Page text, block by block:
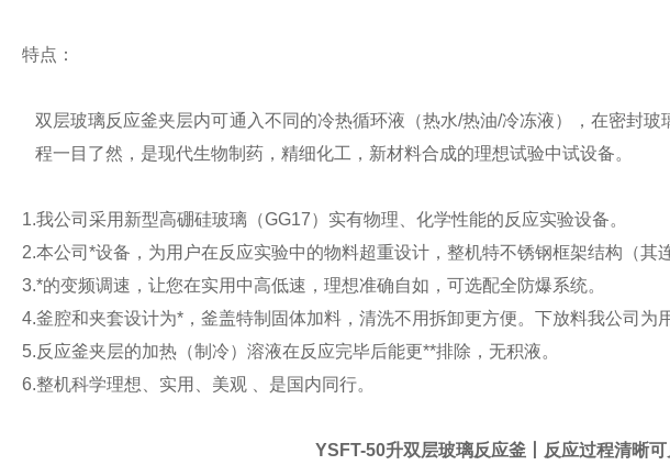
特点：
双层玻璃反应釜夹层内可通入不同的冷热循环液（热水/热油/冷冻液），在密封玻
程一目了然，是现代生物制药，精细化工，新材料合成的理想试验中试设备。
1.我公司采用新型高硼硅玻璃（GG17）实有物理、化学性能的反应实验设备。
2.本公司*设备，为用户在反应实验中的物料超重设计，整机特不锈钢框架结构（其
3.*的变频调速，让您在实用中高低速，理想准确自如，可选配全防爆系统。
4.釜腔和夹套设计为*，釜盖特制固体加料，清洗不用拆卸更方便。下放料我公司为
5.反应釜夹层的加热（制冷）溶液在反应完毕后能更**排除，无积液。
6.整机科学理想、实用、美观 、是国内同行。
YSFT-50升双层玻璃反应釜丨反应过程清晰